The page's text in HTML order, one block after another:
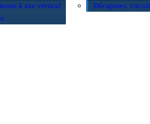
à axe vertical
Décapotes,